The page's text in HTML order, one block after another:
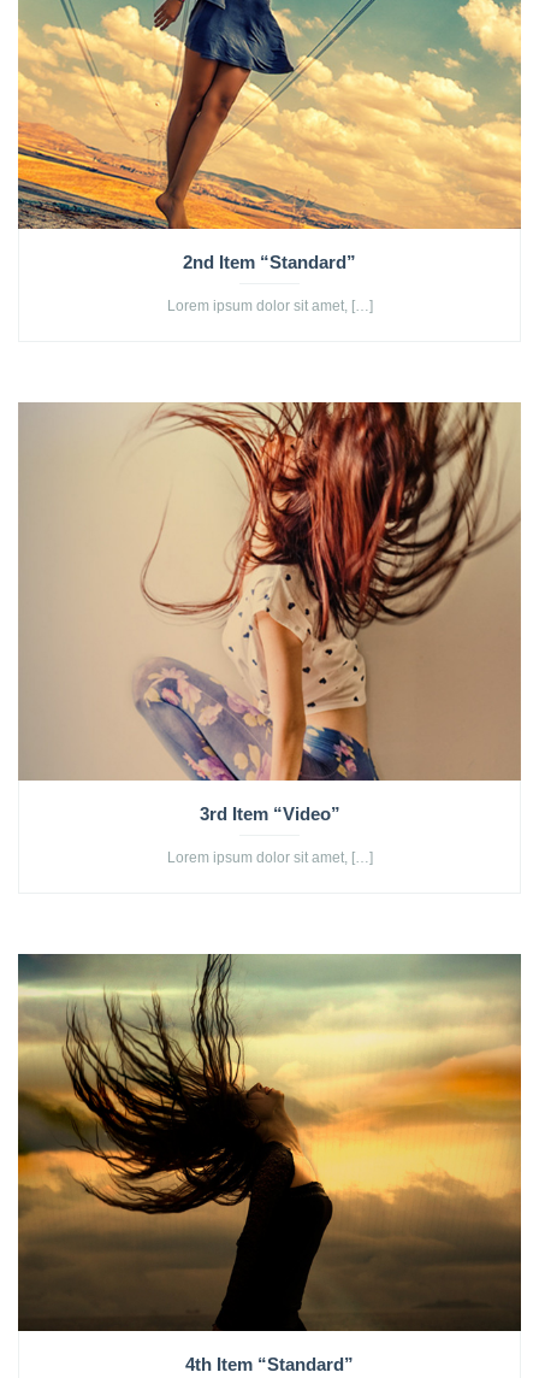
2nd Item “Standard”
Lorem ipsum dolor sit amet, […]
3rd Item “Video”
Lorem ipsum dolor sit amet, […]
4th Item “Standard”